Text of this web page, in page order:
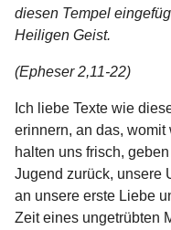
diesen Tempel
Heiligen Geist.
(Epheser 2,11-22)
Ich liebe Texte wie
erinnern, an das,
halten uns frisch,
Jugend zurück, unsere
an unsere erste Liebe
Zeit eines ungetrübten